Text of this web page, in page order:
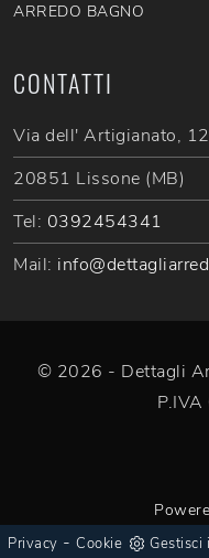
ARREDO BAGNO
CONTATTI
Via dell' Artigianato, 12
20851 Lissone (MB)
Tel: 0392454341
Mail:
© 2026 - Dettagli
Privacy - Cookie Gestisci